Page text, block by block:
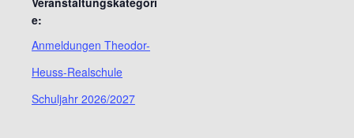
e:
Anmeldungen Theodor-
Heuss-Realschule
Schuljahr 2026/2027